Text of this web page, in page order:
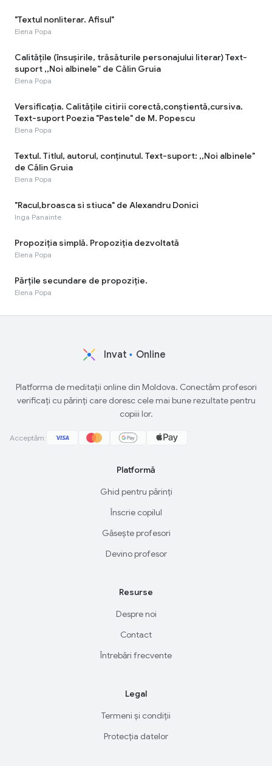
"Textul nonliterar. Afisul"
Elena Popa
Calitățile (însușirile, trăsăturile personajului literar) Text-
suport ,,Noi albinele” de Călin Gruia
Elena Popa
Versificația. Calitățile citirii corectă,conștientă,cursiva.
Text-suport Poezia "Pastele" de M. Popescu
Elena Popa
Textul. Titlul, autorul, conținutul. Text-suport: ,,Noi albinele"
de Călin Gruia
Elena Popa
"Racul,broasca si stiuca" de Alexandru Donici
Inga Panainte
Propoziția simplă. Propoziția dezvoltată
Elena Popa
Părțile secundare de propoziție.
Elena Popa
Invat Online
Platforma de meditații online din Moldova. Conectăm profesori
verificați cu părinți care doresc cele mai bune rezultate pentru
copiii lor.
Acceptăm:
Platformă
Ghid pentru părinți
Înscrie copilul
Găsește profesori
Devino profesor
Resurse
Despre noi
Contact
Întrebări frecvente
Legal
Termeni și condiții
Protecția datelor